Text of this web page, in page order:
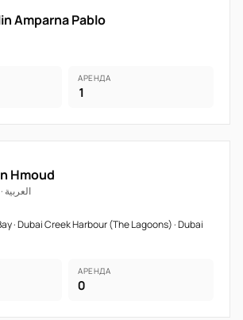
Amparna Pablo
АРЕНДА
1
Hmoud
English · العربية
· Dubai Creek Harbour (The Lagoons) · Dubai
АРЕНДА
0